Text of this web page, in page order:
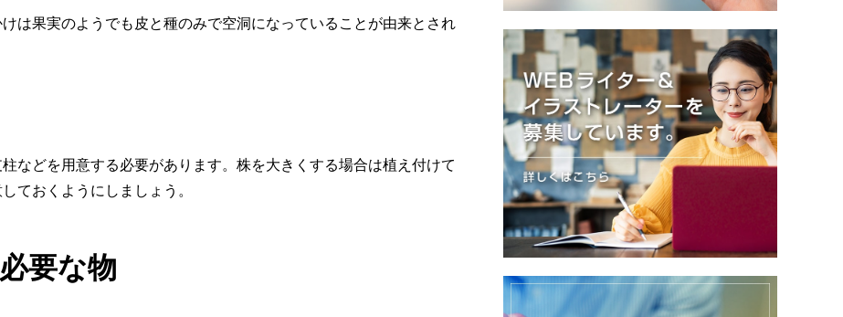
は果実のようでも皮と種のみで空洞になっていることが由来とされ
などを用意する必要があります。株を大きくする場合は植え付けて
ておくようにしましょう。
要な物